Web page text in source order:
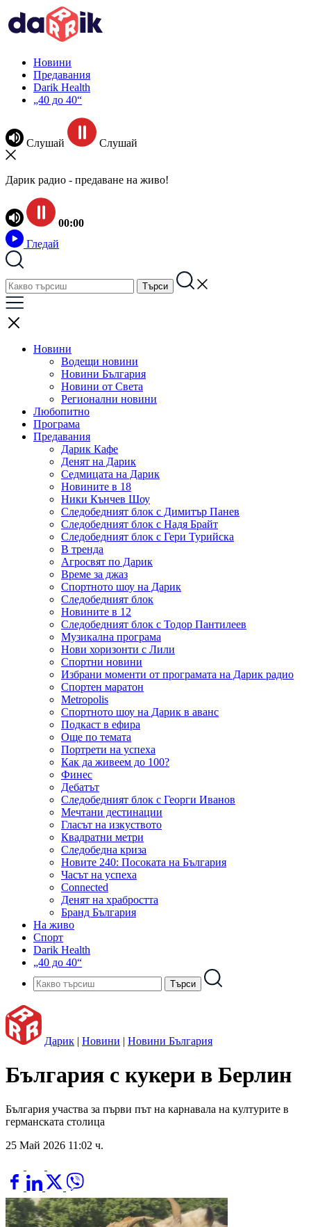
Новини
Предавания
Darik Health
„40 до 40“
Слушай Слушай
Дарик радио - предаване на живо!
00:00
Гледай
Новини
Водещи новини
Новини България
Новини от Света
Регионални новини
Любопитно
Програма
Предавания
Дарик Кафе
Денят на Дарик
Седмицата на Дарик
Новините в 18
Ники Кънчев Шоу
Следобедният блок с Димитър Панев
Следобедният блок с Надя Брайт
Следобедният блок с Гери Турийска
В тренда
Агросвят по Дарик
Време за джаз
Спортното шоу на Дарик
Следобедният блок
Новините в 12
Следобедният блок с Тодор Пантилеев
Музикална програма
Нови хоризонти с Лили
Спортни новини
Избрани моменти от програмата на Дарик радио
Спортен маратон
Metropolis
Спортното шоу на Дарик в аванс
Подкаст в ефира
Още по темата
Портрети на успеха
Как да живеем до 100?
Финес
Дебатът
Следобедният блок с Георги Иванов
Мечтани дестинации
Гласът на изкуството
Квадратни метри
Следобедна криза
Новите 240: Посоката на България
Часът на успеха
Connected
Денят на храбростта
Бранд България
На живо
Спорт
Darik Health
„40 до 40“
Дарик | Новини | Новини България
България с кукери в Берлин
България участва за първи път на карнавала на културите в
германската столица
25 Май 2026 11:02 ч.